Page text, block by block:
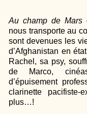
Au champ de Mars
nous transporte au
sont devenues les
d’Afghanistan en
Rachel, sa psy,
de Marco,
d’épuisement
clarinette
plus…!